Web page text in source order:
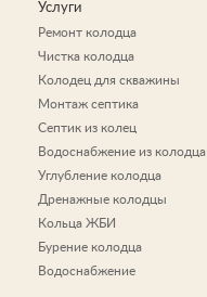
Услуги
Ремонт колодца
Чистка колодца
Колодец для скважины
Монтаж септика
Септик из колец
Водоснабжение из колодца
Углубление колодца
Дренажные колодцы
Кольца ЖБИ
Бурение колодца
Водоснабжение